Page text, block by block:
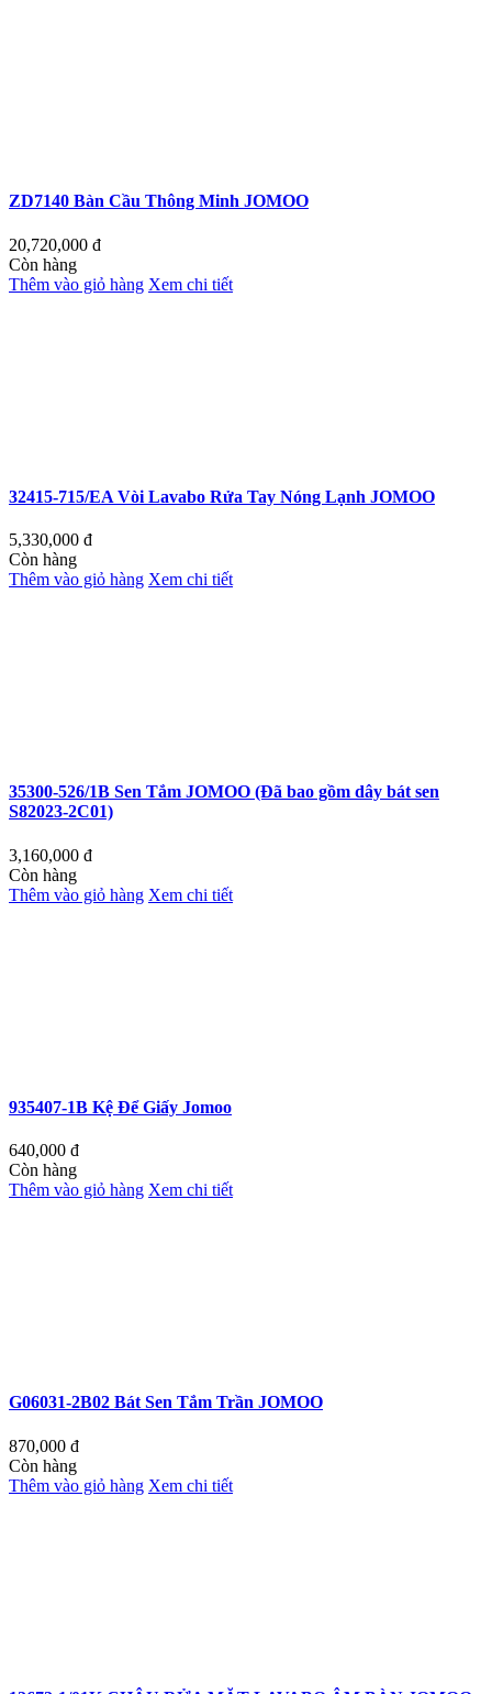
ZD7140 Bàn Cầu Thông Minh JOMOO
20,720,000 đ
Còn hàng
Thêm vào giỏ hàng Xem chi tiết
32415-715/EA Vòi Lavabo Rửa Tay Nóng Lạnh JOMOO
5,330,000 đ
Còn hàng
Thêm vào giỏ hàng Xem chi tiết
35300-526/1B Sen Tắm JOMOO (Đã bao gồm dây bát sen
S82023-2C01)
3,160,000 đ
Còn hàng
Thêm vào giỏ hàng Xem chi tiết
935407-1B Kệ Để Giấy Jomoo
640,000 đ
Còn hàng
Thêm vào giỏ hàng Xem chi tiết
G06031-2B02 Bát Sen Tắm Trần JOMOO
870,000 đ
Còn hàng
Thêm vào giỏ hàng Xem chi tiết